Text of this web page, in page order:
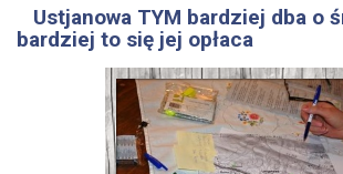
Ustjanowa TYM bardziej dba o
bardziej to się jej opłaca